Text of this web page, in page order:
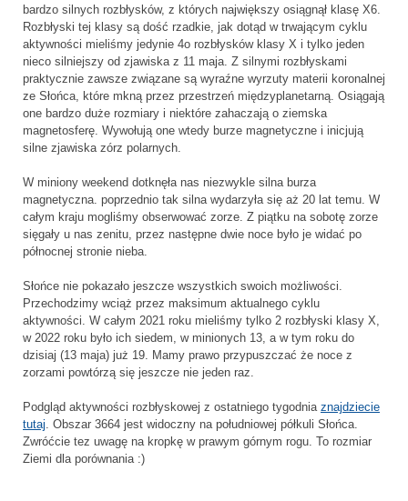
bardzo silnych rozbłysków, z których największy osiągnął klasę X6.
Rozbłyski tej klasy są dość rzadkie, jak dotąd w trwającym cyklu
aktywności mieliśmy jedynie 4o rozbłysków klasy X i tylko jeden
nieco silniejszy od zjawiska z 11 maja. Z silnymi rozbłyskami
praktycznie zawsze związane są wyraźne wyrzuty materii koronalnej
ze Słońca, które mkną przez przestrzeń międzyplanetarną. Osiągają
one bardzo duże rozmiary i niektóre zahaczają o ziemska
magnetosferę. Wywołują one wtedy burze magnetyczne i inicjują
silne zjawiska zórz polarnych.
W miniony weekend dotknęła nas niezwykle silna burza
magnetyczna. poprzednio tak silna wydarzyła się aż 20 lat temu. W
całym kraju mogliśmy obserwować zorze. Z piątku na sobotę zorze
sięgały u nas zenitu, przez następne dwie noce było je widać po
północnej stronie nieba.
Słońce nie pokazało jeszcze wszystkich swoich możliwości.
Przechodzimy wciąż przez maksimum aktualnego cyklu
aktywności. W całym 2021 roku mieliśmy tylko 2 rozbłyski klasy X,
w 2022 roku było ich siedem, w minionych 13, a w tym roku do
dzisiaj (13 maja) już 19. Mamy prawo przypuszczać że noce z
zorzami powtórzą się jeszcze nie jeden raz.
Podgląd aktywności rozbłyskowej z ostatniego tygodnia znajdziecie
tutaj. Obszar 3664 jest widoczny na południowej półkuli Słońca.
Zwróćcie tez uwagę na kropkę w prawym górnym rogu. To rozmiar
Ziemi dla porównania :)